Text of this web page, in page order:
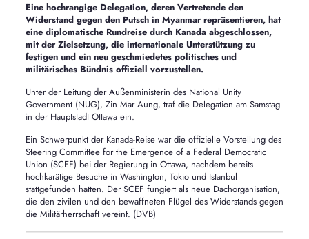
Eine hochrangige Delegation, deren Vertretende den
Widerstand gegen den Putsch in Myanmar repräsentieren, hat
eine diplomatische Rundreise durch Kanada abgeschlossen,
mit der Zielsetzung, die internationale Unterstützung zu
festigen und ein neu geschmiedetes politisches und
militärisches Bündnis offiziell vorzustellen.
Unter der Leitung der Außenministerin des National Unity
Government (NUG), Zin Mar Aung, traf die Delegation am Samstag
in der Hauptstadt Ottawa ein.
Ein Schwerpunkt der Kanada-Reise war die offizielle Vorstellung des
Steering Committee for the Emergence of a Federal Democratic
Union (SCEF) bei der Regierung in Ottawa, nachdem bereits
hochkarätige Besuche in Washington, Tokio und Istanbul
stattgefunden hatten. Der SCEF fungiert als neue Dachorganisation,
die den zivilen und den bewaffneten Flügel des Widerstands gegen
die Militärherrschaft vereint. (DVB)